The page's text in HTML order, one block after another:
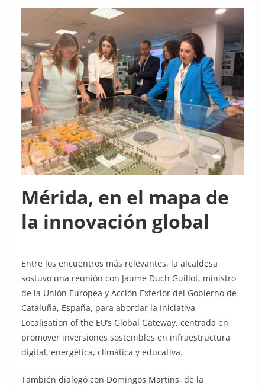
Mérida, en el mapa de
la innovación global
Entre los encuentros más relevantes, la alcaldesa
sostuvo una reunión con Jaume Duch Guillot, ministro
de la Unión Europea y Acción Exterior del Gobierno de
Cataluña, España, para abordar la Iniciativa
Localisation of the EU’s Global Gateway, centrada en
promover inversiones sostenibles en infraestructura
digital, energética, climática y educativa.
También dialogó con Domingos Martins, de la